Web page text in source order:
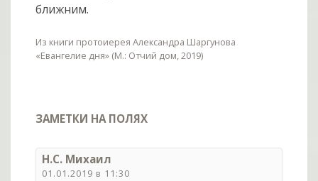
ближним.
Из книги протоиерея Александра Шаргунова
«Евангелие дня» (М.: Отчий дом, 2019)
ЗАМЕТКИ НА ПОЛЯХ
Н.С. Михаил
01.01.2019 в 11:30